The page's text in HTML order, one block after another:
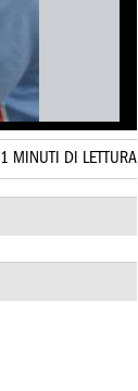
1 MINUTI DI LETTURA